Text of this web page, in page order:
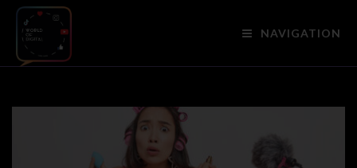
NAVIGATION